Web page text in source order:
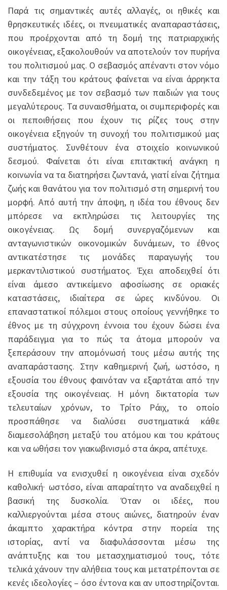
Παρά τις σημαντικές αυτές αλλαγές, οι ηθικές και
θρησκευτικές ιδέες, οι πνευματικές αναπαραστάσεις,
που προέρχονται από τη δομή της πατριαρχικής
οικογένειας, εξακολουθούν να αποτελούν τον πυρήνα
του πολιτισμού μας. Ο σεβασμός απέναντι στον νόμο
και την τάξη του κράτους φαίνεται να είναι άρρηκτα
συνδεδεμένος με τον σεβασμό των παιδιών για τους
μεγαλύτερους. Τα συναισθήματα, οι συμπεριφορές και
οι πεποιθήσεις που έχουν τις ρίζες τους στην
οικογένεια εξηγούν τη συνοχή του πολιτισμικού μας
συστήματος. Συνθέτουν ένα στοιχείο κοινωνικού
δεσμού. Φαίνεται ότι είναι επιτακτική ανάγκη η
κοινωνία να τα διατηρήσει ζωντανά, γιατί είναι ζήτημα
ζωής και θανάτου για τον πολιτισμό στη σημερινή του
μορφή. Από αυτή την άποψη, η ιδέα του έθνους δεν
μπόρεσε να εκπληρώσει τις λειτουργίες της
οικογένειας. Ως δομή συνεργαζόμενων και
ανταγωνιστικών οικονομικών δυνάμεων, το έθνος
αντικατέστησε τις μονάδες παραγωγής του
μερκαντιλιστικού συστήματος. Έχει αποδειχθεί ότι
είναι άμεσο αντικείμενο αφοσίωσης σε οριακές
καταστάσεις, ιδιαίτερα σε ώρες κινδύνου. Οι
επαναστατικοί πόλεμοι στους οποίους γεννήθηκε το
έθνος με τη σύγχρονη έννοια του έχουν δώσει ένα
παράδειγμα για το πώς τα άτομα μπορούν να
ξεπεράσουν την απομόνωσή τους μέσω αυτής της
αναπαράστασης. Στην καθημερινή ζωή, ωστόσο, η
εξουσία του έθνους φαινόταν να εξαρτάται από την
εξουσία της οικογένειας. Η μόνη δικτατορία των
τελευταίων χρόνων, το Τρίτο Ράιχ, το οποίο
προσπάθησε να διαλύσει συστηματικά κάθε
διαμεσολάβηση μεταξύ του ατόμου και του κράτους
και να ωθήσει τον γιακωβινισμό στα άκρα, απέτυχε.
Η επιθυμία να ενισχυθεί η οικογένεια είναι σχεδόν
καθολική· ωστόσο, είναι απαραίτητο να αναδειχθεί η
βασική της δυσκολία. Όταν οι ιδέες, που
καλλιεργούνται μέσα στους αιώνες, διατηρούν έναν
άκαμπτο χαρακτήρα κόντρα στην πορεία της
ιστορίας, αντί να διαφυλάσσονται μέσω της
ανάπτυξης και του μετασχηματισμού τους, τότε
τελικά χάνουν την αλήθεια τους και μετατρέπονται σε
κενές ιδεολογίες – όσο έντονα και αν υποστηρίζονται.